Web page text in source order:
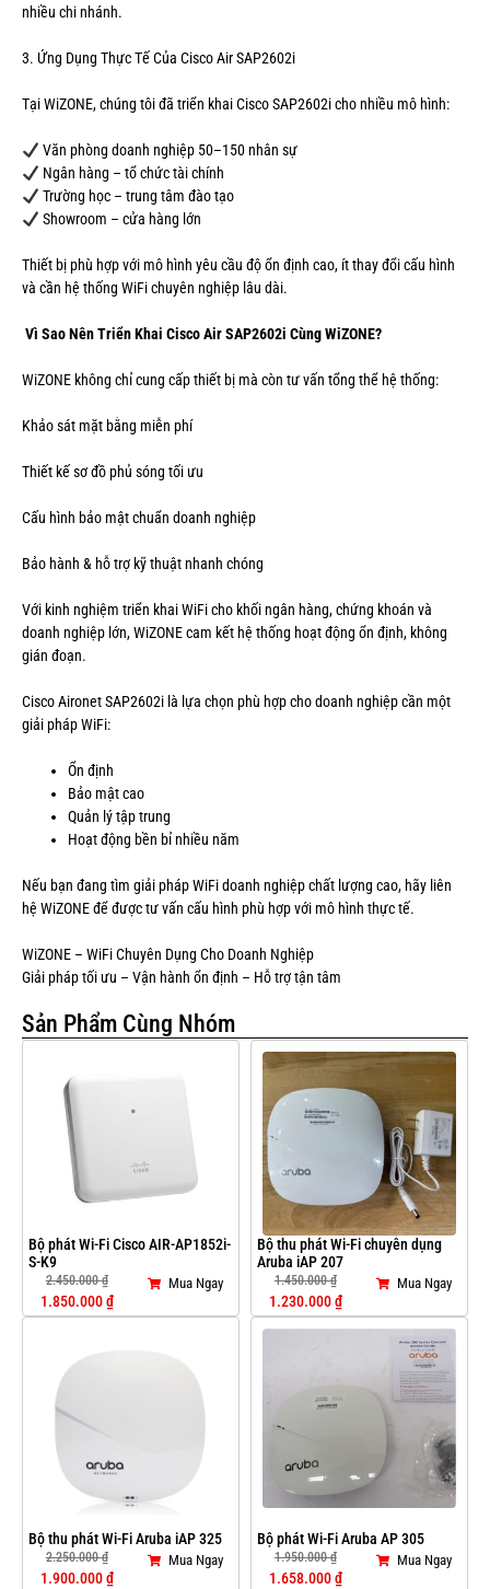
nhiều chi nhánh.
3. Ứng Dụng Thực Tế Của Cisco Air SAP2602i
Tại WiZONE, chúng tôi đã triển khai Cisco SAP2602i cho nhiều mô hình:
Văn phòng doanh nghiệp 50–150 nhân sự
Ngân hàng – tổ chức tài chính
Trường học – trung tâm đào tạo
Showroom – cửa hàng lớn
Thiết bị phù hợp với mô hình yêu cầu độ ổn định cao, ít thay đổi cấu hình
và cần hệ thống WiFi chuyên nghiệp lâu dài.
Vì Sao Nên Triển Khai Cisco Air SAP2602i Cùng WiZONE?
WiZONE không chỉ cung cấp thiết bị mà còn tư vấn tổng thể hệ thống:
Khảo sát mặt bằng miễn phí
Thiết kế sơ đồ phủ sóng tối ưu
Cấu hình bảo mật chuẩn doanh nghiệp
Bảo hành & hỗ trợ kỹ thuật nhanh chóng
Với kinh nghiệm triển khai WiFi cho khối ngân hàng, chứng khoán và
doanh nghiệp lớn, WiZONE cam kết hệ thống hoạt động ổn định, không
gián đoạn.
Cisco Aironet SAP2602i là lựa chọn phù hợp cho doanh nghiệp cần một
giải pháp WiFi:
Ổn định
Bảo mật cao
Quản lý tập trung
Hoạt động bền bỉ nhiều năm
Nếu bạn đang tìm giải pháp WiFi doanh nghiệp chất lượng cao, hãy liên
hệ WiZONE để được tư vấn cấu hình phù hợp với mô hình thực tế.
WiZONE – WiFi Chuyên Dụng Cho Doanh Nghiệp
Giải pháp tối ưu – Vận hành ổn định – Hỗ trợ tận tâm
Sản Phẩm Cùng Nhóm
Bộ phát Wi-Fi Cisco AIR-AP1852i-
S-K9
2.450.000₫
1.850.000₫
Mua Ngay
Bộ thu phát Wi-Fi chuyên dụng
Aruba iAP 207
1.450.000₫
1.230.000₫
Mua Ngay
Bộ thu phát Wi-Fi Aruba iAP 325
2.250.000₫
1.900.000₫
Mua Ngay
Bộ phát Wi-Fi Aruba AP 305
1.950.000₫
1.658.000₫
Mua Ngay